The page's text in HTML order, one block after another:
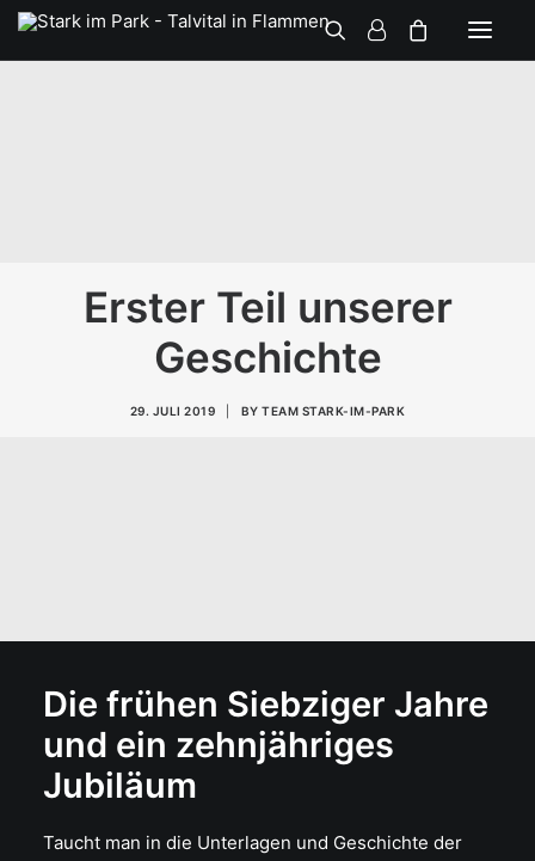
Erster Teil unserer
Geschichte
29. JULI 2019 BYTEAM STARK-IM-PARK
Die frühen Siebziger Jahre
und ein zehnjähriges
Jubiläum
Taucht man in die Unterlagen und Geschichte der